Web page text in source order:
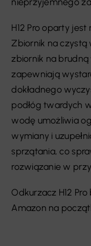
H12 Pro oparty
Zbiornik na czystą
zbiornik na
zapewniają
dokładnego
podłóg twardych
wodę umożliwia
wymiany i
sprzątania, co
rozwiązanie w
Odkurzacz H12
Amazon na